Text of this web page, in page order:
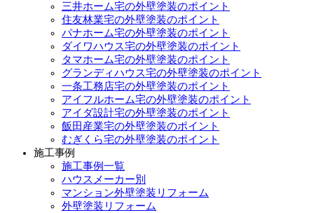
三井ホーム宅の外壁塗装のポイント
住友林業宅の外壁塗装のポイント
パナホーム宅の外壁塗装のポイント
ダイワハウス宅の外壁塗装のポイント
タマホーム宅の外壁塗装のポイント
グランディハウス宅の外壁塗装のポイント
一条工務店宅の外壁塗装のポイント
アイフルホーム宅の外壁塗装のポイント
アイダ設計宅の外壁塗装のポイント
飯田産業宅の外壁塗装のポイント
むぎくら宅の外壁塗装のポイント
施工事例
施工事例一覧
ハウスメーカー別
マンション外壁塗装リフォーム
外壁塗装リフォーム